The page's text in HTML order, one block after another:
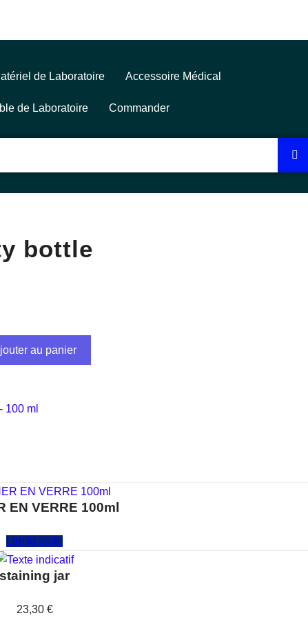
de Laboratoire Accessoire Médical
de Laboratoire Commander
bottle
au panier
100 ml
EN VERRE 100ml
Lire la suite
staining jar
23,30 €